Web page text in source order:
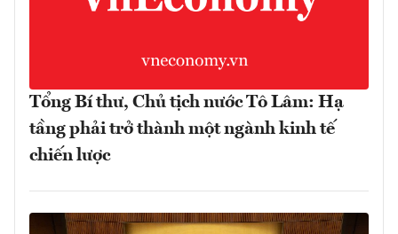
Tổng Bí thư, Chủ tịch nước Tô Lâm: Hạ
tầng phải trở thành một ngành kinh tế
chiến lược